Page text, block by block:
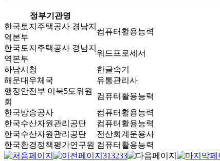
정부기관명
한국토지주택공사 경남지
역본부
컴퓨터활용능력
한국토지주택공사 경남지
역본부
워드프로세서
하남시청
한글속기
해운대우체국
유통관리사
행정안전부 이북5도위원
회
컴퓨터활용능력
한국방송공사
컴퓨터활용능력
한국수산자원관리공단
컴퓨터활용능력
한국수산자원관리공단
전산회계운용사
한국환경정책평가연구원 컴퓨터활용능력
313233